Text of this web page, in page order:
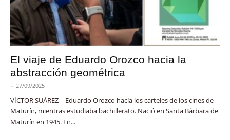
El viaje de Eduardo Orozco hacia la
abstracción geométrica
- 27/09/2025
VÍCTOR SUÁREZ - Eduardo Orozco hacía los carteles de los cines de
Maturín, mientras estudiaba bachillerato. Nació en Santa Bárbara de
Maturín en 1945. En...